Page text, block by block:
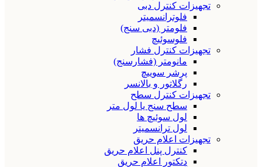
تجهیزات کنترل دبی
فلوترانسمیتر
فلومتر (دبی سنج)
فلوسوئیچ
تجهیزات کنترل فشار
مانومتر (فشارسنج)
پرشر سوییچ
رگلاتور و بالانسر
تجهیزات کنترل سطح
سطح سنج یا لول متر
لول سوئیچ ها
لول ترانسمیتر
تجهیزات اعلام حریق
کنترل پنل اعلام حریق
دتکتور اعلام حریق